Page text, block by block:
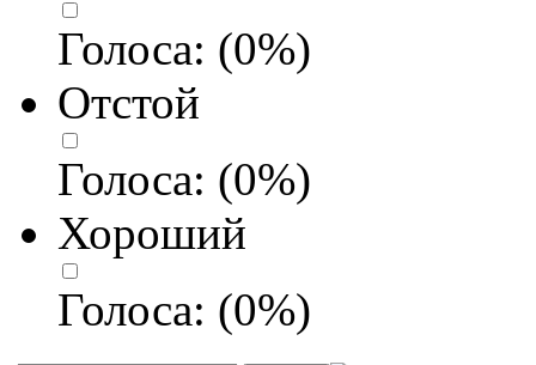
Голоса: (0%)
Отстой
Голоса: (0%)
Хороший
Голоса: (0%)